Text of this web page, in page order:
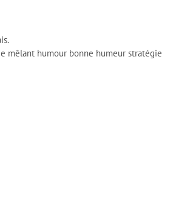
mêlant humour bonne humeur stratégie